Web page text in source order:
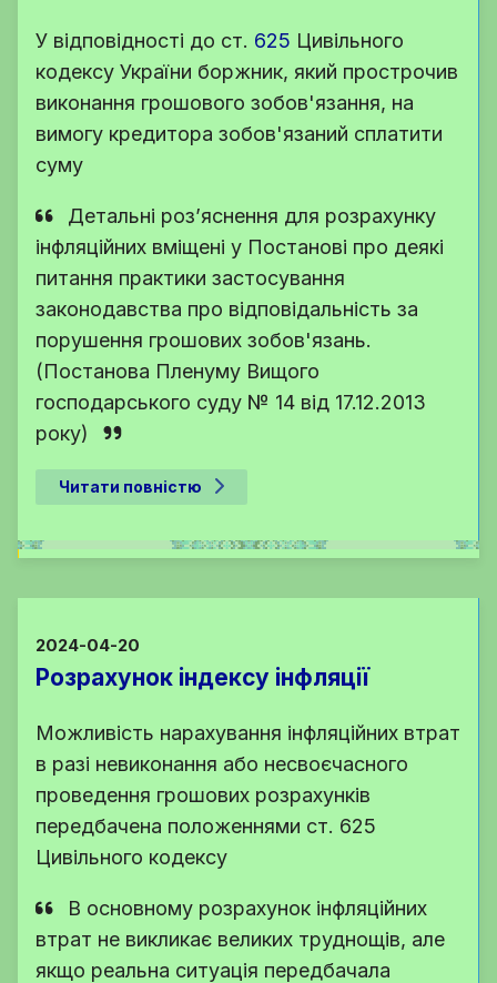
У відповідності до ст. 625 Цивільного
кодексу України боржник, який прострочив
виконання грошового зобов'язання, на
вимогу кредитора зобов'язаний сплатити
суму
Детальні роз’яснення для розрахунку
інфляційних вміщені у Постанові про деякі
питання практики застосування
законодавства про відповідальність за
порушення грошових зобов'язань.
(Постанова Пленуму Вищого
господарського суду № 14 від 17.12.2013
року)
Читати повністю
2024-04-20
Розрахунок індексу інфляції
Можливість нарахування інфляційних втрат
в разі невиконання або несвоєчасного
проведення грошових розрахунків
передбачена положеннями ст. 625
Цивільного кодексу
В основному розрахунок інфляційних
втрат не викликає великих труднощів, але
якщо реальна ситуація передбачала